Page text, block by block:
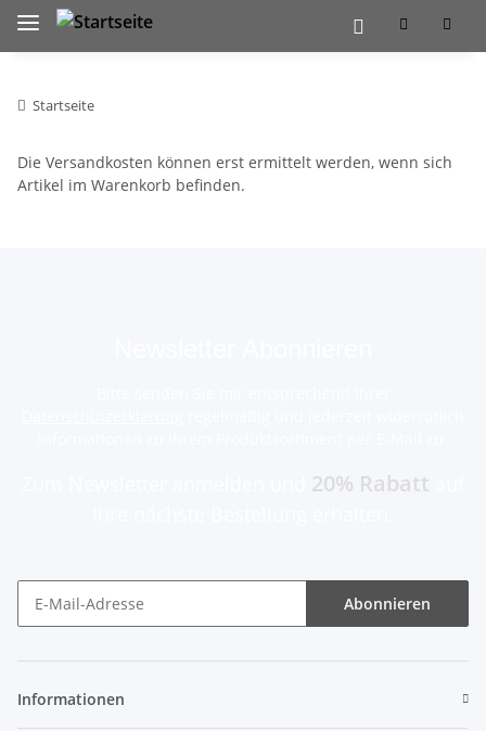
Startseite
Die Versandkosten können erst ermittelt werden, wenn sich
Artikel im Warenkorb befinden.
20% Rabatt
Abonnieren
Informationen